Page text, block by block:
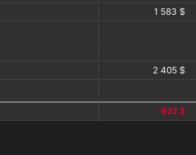
1 583 $
2 405 $
-822 $